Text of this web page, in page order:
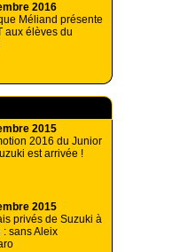
2016
Méliand présente
aux élèves du
2015
2016 du Junior
est arrivée !
2015
privés de Suzuki à
: sans Aleix